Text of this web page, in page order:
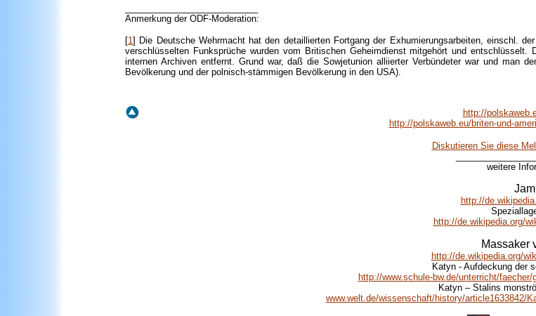
Anmerkung der ODF-Moderation:
[1] Die Deutsche Wehrmacht hat den detaillierten Fortgang der Exhumierungsarbeiten, einschl.
verschlüsselten Funksprüche wurden vom Britischen Geheimdienst mitgehört und
internen Archiven entfernt. Grund war, daß die Sowjetunion alliierter Verbündeter war und man
Bevölkerung und der polnisch-stämmigen Bevölkerung in den USA).
http://
http://polskaweb.eu/briten-und-
Diskutieren Sie diese
weitere
http://
http://de.wikipedia.org/
Massaker
http://de.wikipedia.org/
Katyn - Aufdeckung der
http://www.schule-bw.de/unterricht/
Katyn– Stalins
www.welt.de/wissenschaft/history/article1633842/